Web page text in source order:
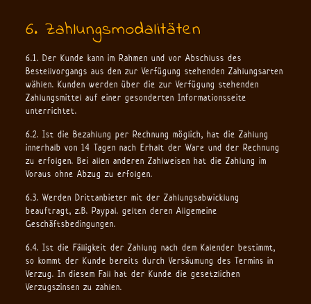
6. Zahlungsmodalitäten
6.1. Der Kunde kann im Rahmen und vor Abschluss des
Bestellvorgangs aus den zur Verfügung stehenden Zahlungsarten
wählen. Kunden werden über die zur Verfügung stehenden
Zahlungsmittel auf einer gesonderten Informationsseite
unterrichtet.
6.2. Ist die Bezahlung per Rechnung möglich, hat die Zahlung
innerhalb von 14 Tagen nach Erhalt der Ware und der Rechnung
zu erfolgen. Bei allen anderen Zahlweisen hat die Zahlung im
Voraus ohne Abzug zu erfolgen.
6.3. Werden Drittanbieter mit der Zahlungsabwicklung
beauftragt, z.B. Paypal. gelten deren Allgemeine
Geschäftsbedingungen.
6.4. Ist die Fälligkeit der Zahlung nach dem Kalender bestimmt,
so kommt der Kunde bereits durch Versäumung des Termins in
Verzug. In diesem Fall hat der Kunde die gesetzlichen
Verzugszinsen zu zahlen.